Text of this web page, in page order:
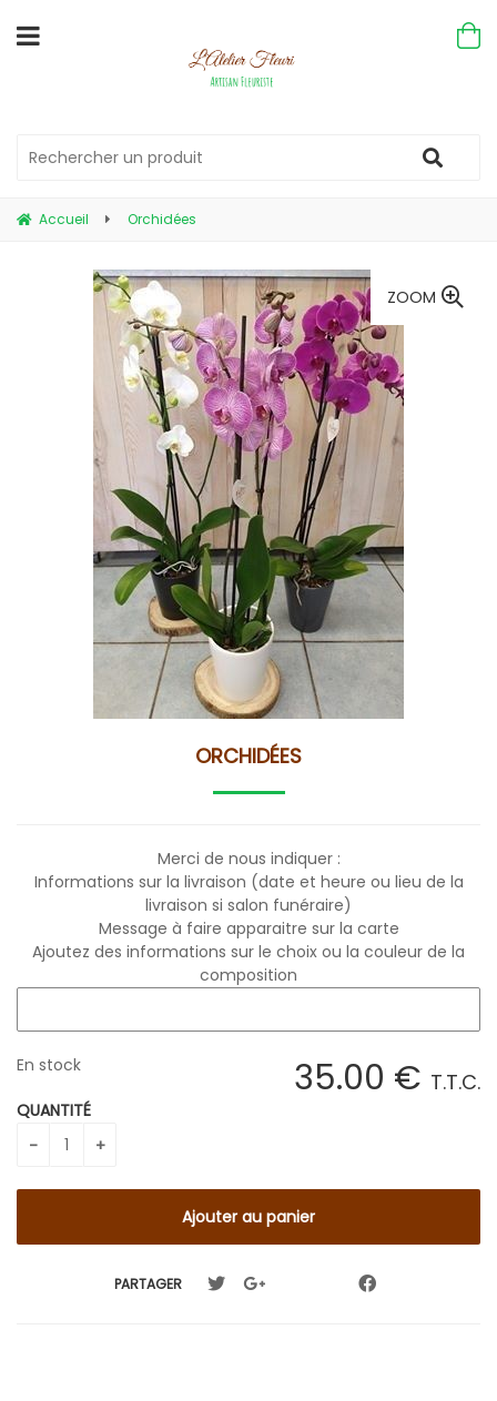
Accueil Orchidées
ZOOM
ORCHIDÉES
Merci de nous indiquer :
Informations sur la livraison (date et heure ou lieu de la
livraison si salon funéraire)
Message à faire apparaitre sur la carte
Ajoutez des informations sur le choix ou la couleur de la
composition
35.00 € T.T.C.
En stock
QUANTITÉ
PARTAGER